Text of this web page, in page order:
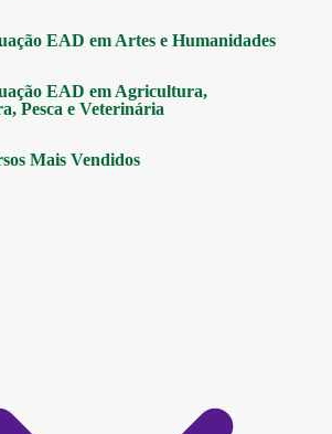
EAD em Artes e Humanidades
EAD em Agricultura,
Pesca e Veterinária
Mais Vendidos